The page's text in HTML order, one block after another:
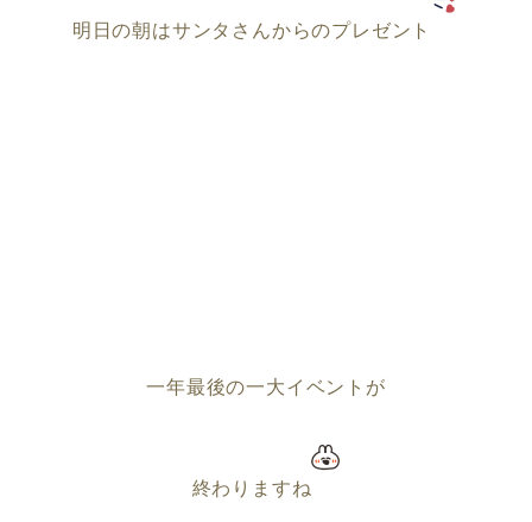
明日の朝はサンタさんからのプレゼント
一年最後の一大イベントが
終わりますね